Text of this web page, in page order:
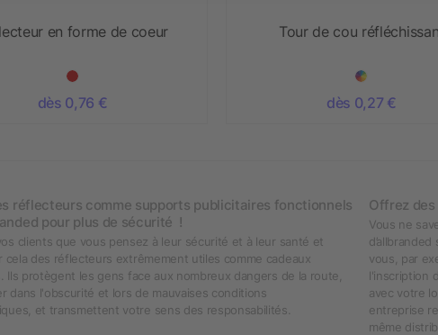
en forme de coeur
dès 0,76 €
Tour de cou
dès 0,27 €
réflecteurs comme supports publicitaires fonctionnels
pour plus de sécurité !
clients que vous pensez à leur sécurité et à leur santé et
cela des réflecteurs extrêmement utiles comme cadeaux
Ils protègent les gens face aux nombreux dangers de la route,
dans l'obscurité et lors de mauvaises conditions
et transmettent votre sens des responsabilités.
Offrez
Vous ne
vous, par
l'inscription
avec votre
entreprise
même